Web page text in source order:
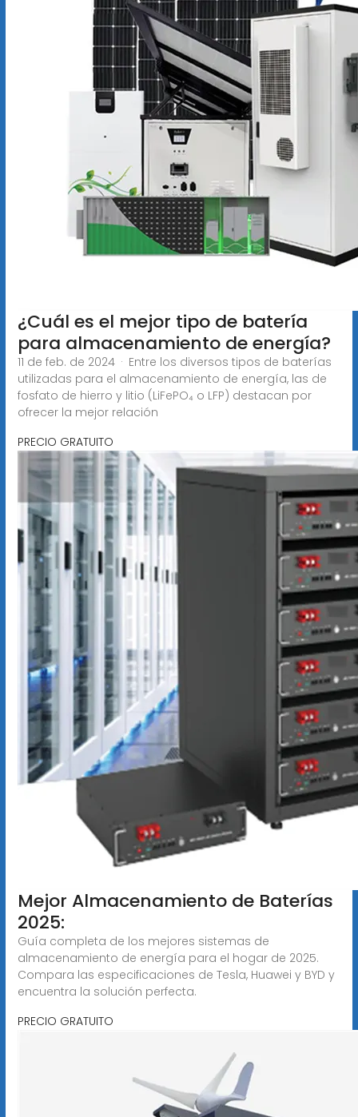
¿Cuál es el mejor tipo de batería
para almacenamiento de energía?
11 de feb. de 2024 · Entre los diversos tipos de baterías
utilizadas para el almacenamiento de energía, las de
fosfato de hierro y litio (LiFePO₄ o LFP) destacan por
ofrecer la mejor relación
PRECIO GRATUITO
Mejor Almacenamiento de Baterías
2025:
Guía completa de los mejores sistemas de
almacenamiento de energía para el hogar de 2025.
Compara las especificaciones de Tesla, Huawei y BYD y
encuentra la solución perfecta.
PRECIO GRATUITO